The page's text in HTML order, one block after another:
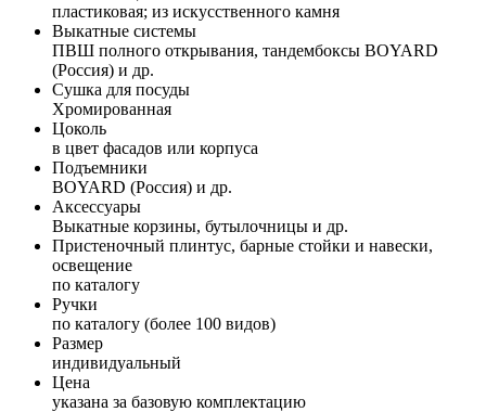
пластиковая; из искусственного камня
Выкатные системы
ПВШ полного открывания, тандембоксы BOYARD
(Россия) и др.
Сушка для посуды
Хромированная
Цоколь
в цвет фасадов или корпуса
Подъемники
BOYARD (Россия) и др.
Аксессуары
Выкатные корзины, бутылочницы и др.
Пристеночный плинтус, барные стойки и навески,
освещение
по каталогу
Ручки
по каталогу (более 100 видов)
Размер
индивидуальный
Цена
указана за базовую комплектацию